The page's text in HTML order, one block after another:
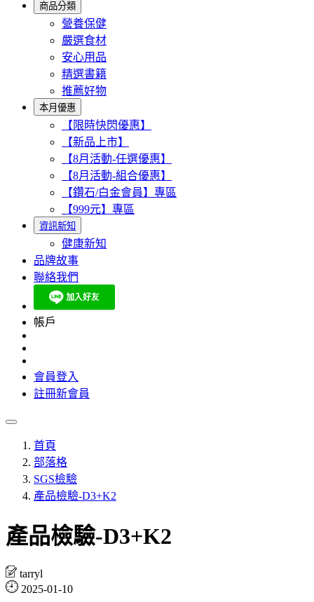
商品分類
營養保健
嚴選食材
安心用品
精選書籍
推薦好物
本月優惠
【限時快閃優惠】
【新品上市】
【8月活動-任選優惠】
【8月活動-組合優惠】
【鑽石/白金會員】專區
【999元】專區
資訊新知
健康新知
品牌故事
聯絡我們
帳戶
會員登入
註冊新會員
首頁
部落格
SGS檢驗
產品檢驗-D3+K2
產品檢驗-D3+K2
tarryl
2025-01-10